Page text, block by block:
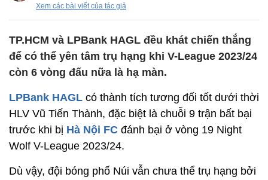
Xem các bài viết của tác giả
TP.HCM và LPBank HAGL đều khát chiến thắng
để có thể yên tâm trụ hạng khi V-League 2023/24
còn 6 vòng đấu nữa là hạ màn.
LPBank HAGL có thành tích tương đối tốt dưới thời
HLV Vũ Tiến Thành, đặc biệt là chuỗi 9 trận bất bại
trước khi bị Hà Nội FC đánh bại ở vòng 19 Night
Wolf V-League 2023/24.
Dù vậy, đội bóng phố Núi vẫn chưa thể trụ hạng bởi